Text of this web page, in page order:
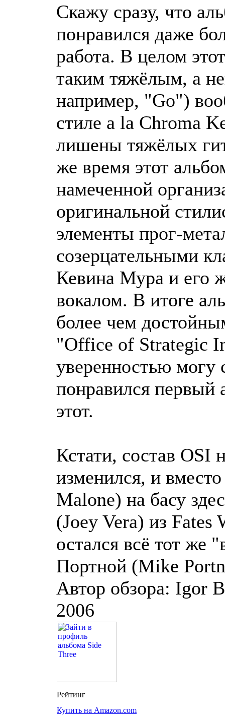
Скажу сразу, что
понравился даже
работа. В целом
таким тяжёлым, а
например, "Go")
стиле a la Chroma
лишены тяжёлых
же время этот
намеченной
оригинальной
элементы прог-
созерцательными
Кевина Мура и его
вокалом. В итоге
более чем
"Office of Strategic
уверенностью могу
понравился первый
этот.
Кстати, состав OSI
изменился, и
Malone) на басу
(Joey Vera) из
остался всё тот же
Портной (Mike
Автор обзора: Igor
2006
Купить на Amazon.com